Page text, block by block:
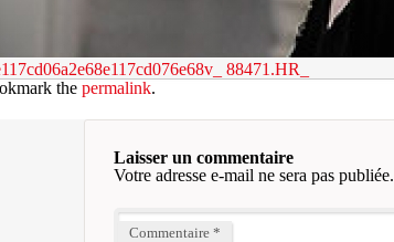
88471.HR_
the permalink.
Laisser un commentaire
Votre adresse e-mail ne sera pas publiée.
Commentaire *